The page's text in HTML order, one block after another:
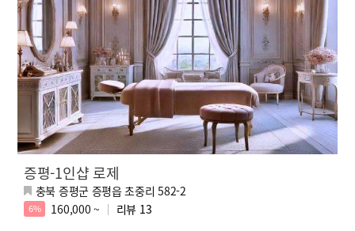
증평-1인샵 로제
충북 증평군 증평읍 초중리 582-2
6% 160,000 ~ 리뷰 13